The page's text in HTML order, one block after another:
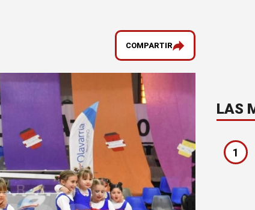
COMPARTIR
LAS
1